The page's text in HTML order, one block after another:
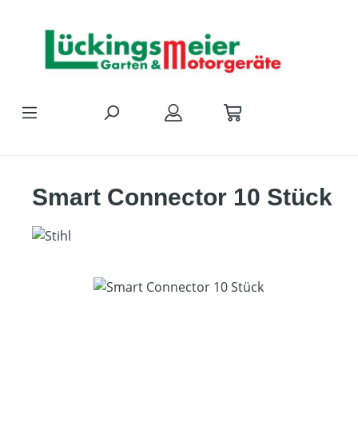
Smart Connector 10 Stück
Bildergalerie überspringen